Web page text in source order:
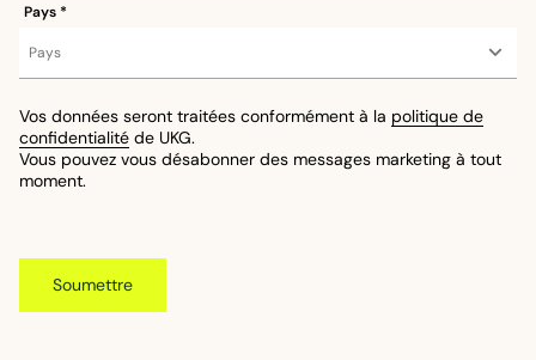
Pays
Vos données seront traitées conformément à la politique de
confidentialité de UKG.
Vous pouvez vous désabonner des messages marketing à tout
moment.